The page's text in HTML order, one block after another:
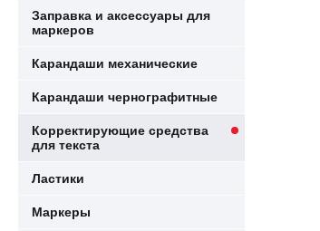
Заправка и аксессуары для
маркеров
Карандаши механические
Карандаши чернографитные
Корректирующие средства
для текста
Ластики
Маркеры